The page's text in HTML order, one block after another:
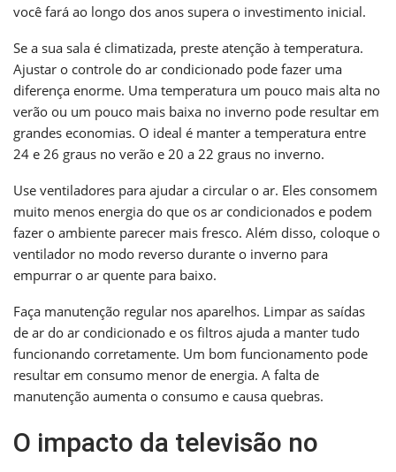
você fará ao longo dos anos supera o investimento inicial.
Se a sua sala é climatizada, preste atenção à temperatura.
Ajustar o controle do ar condicionado pode fazer uma
diferença enorme. Uma temperatura um pouco mais alta no
verão ou um pouco mais baixa no inverno pode resultar em
grandes economias. O ideal é manter a temperatura entre
24 e 26 graus no verão e 20 a 22 graus no inverno.
Use ventiladores para ajudar a circular o ar. Eles consomem
muito menos energia do que os ar condicionados e podem
fazer o ambiente parecer mais fresco. Além disso, coloque o
ventilador no modo reverso durante o inverno para
empurrar o ar quente para baixo.
Faça manutenção regular nos aparelhos. Limpar as saídas
de ar do ar condicionado e os filtros ajuda a manter tudo
funcionando corretamente. Um bom funcionamento pode
resultar em consumo menor de energia. A falta de
manutenção aumenta o consumo e causa quebras.
O impacto da televisão no